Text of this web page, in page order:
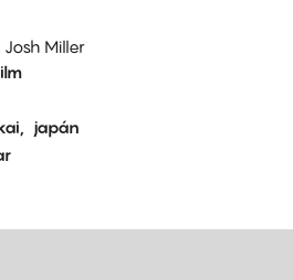
Josh Miller
japán